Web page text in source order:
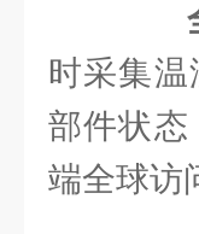
时采集
部件状态
端全球访